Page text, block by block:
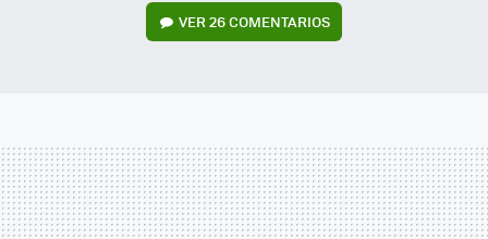
VER26 COMENTARIOS